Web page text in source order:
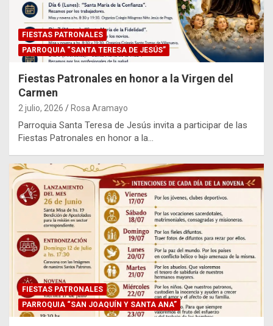
FIESTAS PATRONALES
PARROQUIA “SANTA TERESA DE JESÚS”
Fiestas Patronales en honor a la Virgen del
Carmen
2 julio, 2026 Rosa Aramayo
Parroquia Santa Teresa de Jesús invita a participar de las
Fiestas Patronales en honor a la…
FIESTAS PATRONALES
PARROQUIA “SAN JOAQUÍN Y SANTA ANA”